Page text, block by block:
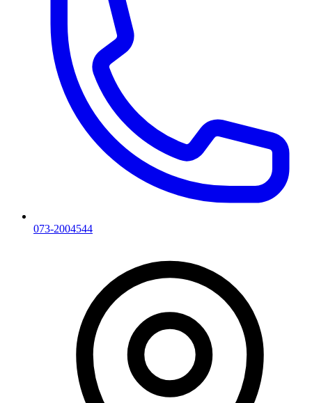
073-2004544